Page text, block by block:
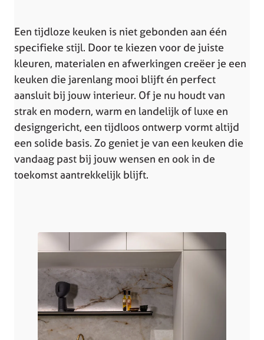
Een tijdloze keuken is niet gebonden aan één
specifieke stijl. Door te kiezen voor de juiste
kleuren, materialen en afwerkingen creëer je een
keuken die jarenlang mooi blijft én perfect
aansluit bij jouw interieur. Of je nu houdt van
strak en modern, warm en landelijk of luxe en
designgericht, een tijdloos ontwerp vormt altijd
een solide basis. Zo geniet je van een keuken die
vandaag past bij jouw wensen en ook in de
toekomst aantrekkelijk blijft.